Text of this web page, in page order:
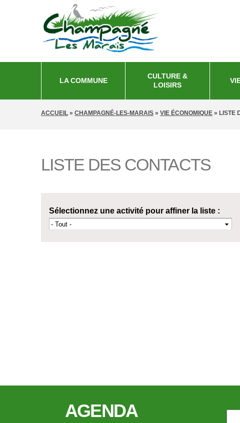
LA COMMUNE
CULTURE &
LOISIRS
VOUS ÊTES ICI
ACCUEIL » CHAMPAGNÉ-LES-MARAIS » VIE ÉCONOMIQUE » LISTE
LISTE DES CONTACTS
Sélectionnez une activité pour affiner la liste :
AGENDA